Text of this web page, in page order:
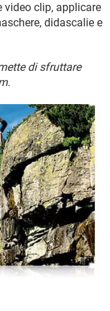
video clip, applicare
didascalie e
di sfruttare
.